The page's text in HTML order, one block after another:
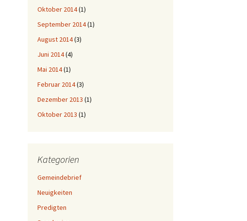
Oktober 2014(1)
September 2014(1)
August 2014(3)
Juni 2014(4)
Mai 2014(1)
Februar 2014(3)
Dezember 2013 (1)
Oktober 2013 (1)
Kategorien
Gemeindebrief
Neuigkeiten
Predigten